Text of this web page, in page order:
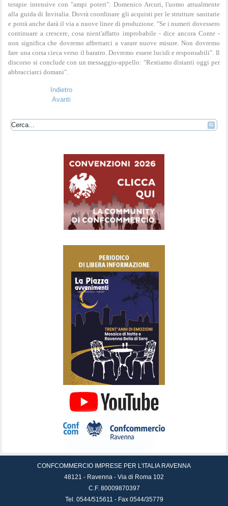
terapie intensive con "ampi poteri": Domenico Arcuri, l'uomo attualmente
alla guida di Invitalia. Dovrà coordinare gli acquisti per le strutture sanitarie
e potrà anche darà il via a nuove linee di produzione. "Se i numeri dovessero
continuare a crescere, cosa nient'affatto improbabile - dice ancora Conte -
non significa che dovremo affrettarci a varare nuove misure. Non dovremo
fare una corsa cieca verso il baratro. Dovremo essere lucidi e responsabili". Il
discorso si conclude con un messaggio-appello: "Restiamo distanti oggi per
abbracciarci domani".
Indietro
Avanti
CONFCOMMERCIO IMPRESE PER L'ITALIA RAVENNA
48121 - Ravenna - Via di Roma 102
C.F. 80009870397
Tel. 0544/515611 - Fax 0544/35779